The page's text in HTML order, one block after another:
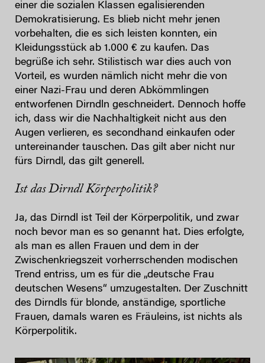
einer die sozialen Klassen egalisierenden
Demokratisierung. Es blieb nicht mehr jenen
vorbehalten, die es sich leisten konnten, ein
Kleidungsstück ab 1.000 € zu kaufen. Das
begrüße ich sehr. Stilistisch war dies auch von
Vorteil, es wurden nämlich nicht mehr die von
einer Nazi-Frau und deren Abkömmlingen
entworfenen Dirndln geschneidert. Dennoch hoffe
ich, dass wir die Nachhaltigkeit nicht aus den
Augen verlieren, es secondhand einkaufen oder
untereinander tauschen. Das gilt aber nicht nur
fürs Dirndl, das gilt generell.
Ist das Dirndl Körperpolitik?
Ja, das Dirndl ist Teil der Körperpolitik, und zwar
noch bevor man es so genannt hat. Dies erfolgte,
als man es allen Frauen und dem in der
Zwischenkriegszeit vorherrschenden modischen
Trend entriss, um es für die „deutsche Frau
deutschen Wesens“ umzugestalten. Der Zuschnitt
des Dirndls für blonde, anständige, sportliche
Frauen, damals waren es Fräuleins, ist nichts als
Körperpolitik.